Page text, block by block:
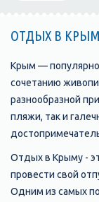
ОТДЫХ В
Крым —
сочетанию
разнообразной
пляжи, так и
Отдых в Крыму -
провести свой
Одним из самых